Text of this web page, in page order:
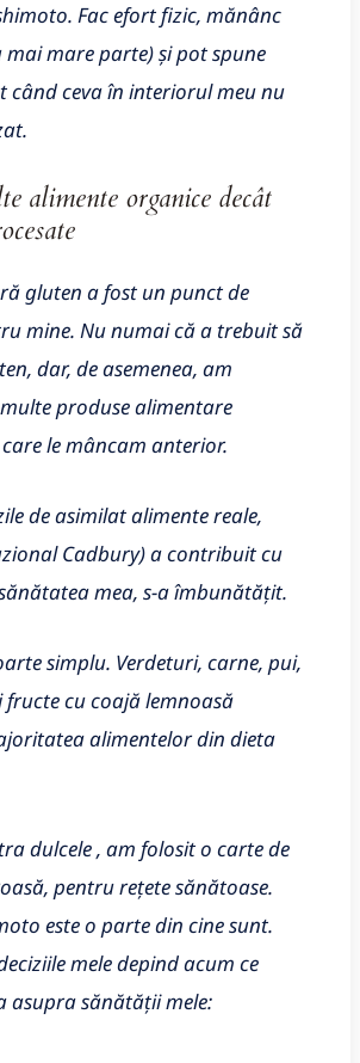
Fac efort fizic, mănânc
mai mare parte) și pot spune
când ceva în interiorul meu nu
alimente organice decât
gluten a fost un punct de
mine. Nu numai că a trebuit să
dar, de asemenea, am
produse alimentare
le mâncam anterior.
de asimilat alimente reale,
Cadbury) a contribuit cu
mea, s-a îmbunătățit.
simplu. Verdeturi, carne, pui,
fructe cu coajă lemnoasă
alimentelor din dieta
dulcele , am folosit o carte de
pentru rețete sănătoase.
este o parte din cine sunt.
mele depind acum ce
asupra sănătății mele: